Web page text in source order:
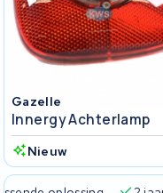
Gazelle
Innergy Achterlamp
Nieuw